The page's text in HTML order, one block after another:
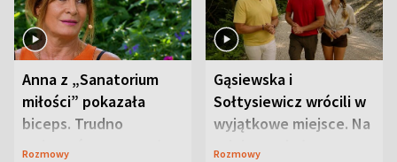
Anna z „Sanatorium
miłości” pokazała
biceps. Trudno
uwierzyć, co przeszła
Rozmowy
Gąsiewska i
Sołtysiewicz wrócili w
wyjątkowe miejsce. Na
szlaku czekał
Rozmowy